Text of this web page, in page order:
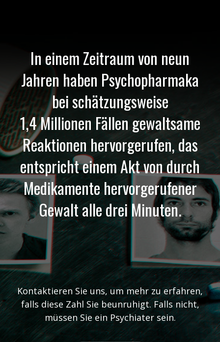
In einem Zeitraum von neun
Jahren haben Psychopharmaka
bei schätzungsweise
1,4 Millionen Fällen gewaltsame
Reaktionen hervorgerufen, das
entspricht einem Akt von durch
Medikamente hervorgerufener
Gewalt alle drei Minuten.
Kontaktieren Sie uns, um mehr zu erfahren,
falls diese Zahl Sie beunruhigt. Falls nicht,
müssen Sie ein Psychiater sein.